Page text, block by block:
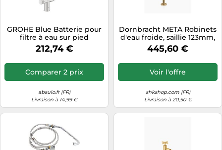
GROHE Blue Batterie pour
filtre à eau sur pied
30595DC0 Acier inoxydable
212,74 €
Comparer 2 prix
absulo.fr (FR)
Livraison à 14,99 €
Dornbracht META Robinets
d'eau froide, saillie 123mm,
becs rigides, 17500662-39,
Couleur: Dark Brass brossé
445,60 €
Voir l'offre
shkshop.com (FR)
Livraison à 20,50 €